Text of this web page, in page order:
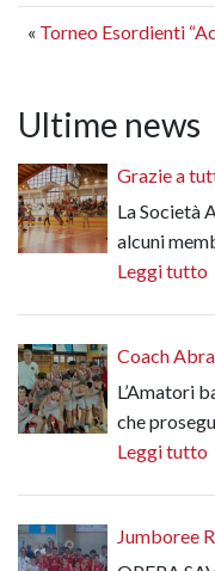
« Torneo Esordienti
Ultime news
Grazie a
La Società
alcuni
Leggi tutto
Coach
L’Amatori
che
Leggi tutto
Jumboree